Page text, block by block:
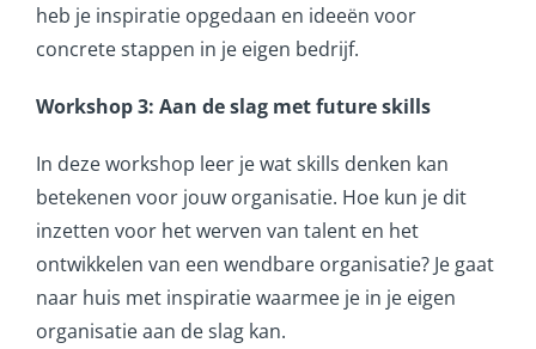
heb je inspiratie opgedaan en ideeën voor
concrete stappen in je eigen bedrijf.
Workshop 3: Aan de slag met future skills
In deze workshop leer je wat skills denken kan
betekenen voor jouw organisatie. Hoe kun je dit
inzetten voor het werven van talent en het
ontwikkelen van een wendbare organisatie? Je gaat
naar huis met inspiratie waarmee je in je eigen
organisatie aan de slag kan.